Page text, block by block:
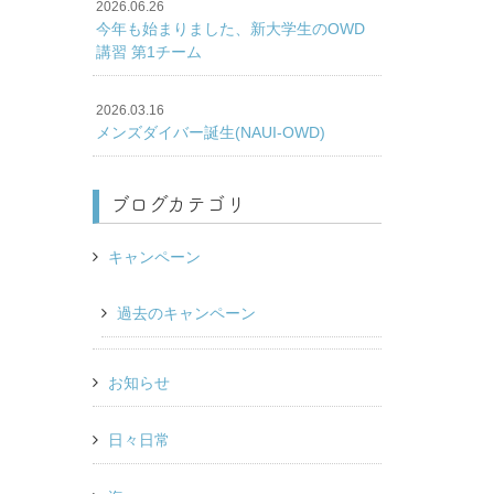
2026.06.26
今年も始まりました、新大学生のOWD
講習 第1チーム
2026.03.16
メンズダイバー誕生(NAUI-OWD)
ブログカテゴリ
キャンペーン
過去のキャンペーン
お知らせ
日々日常